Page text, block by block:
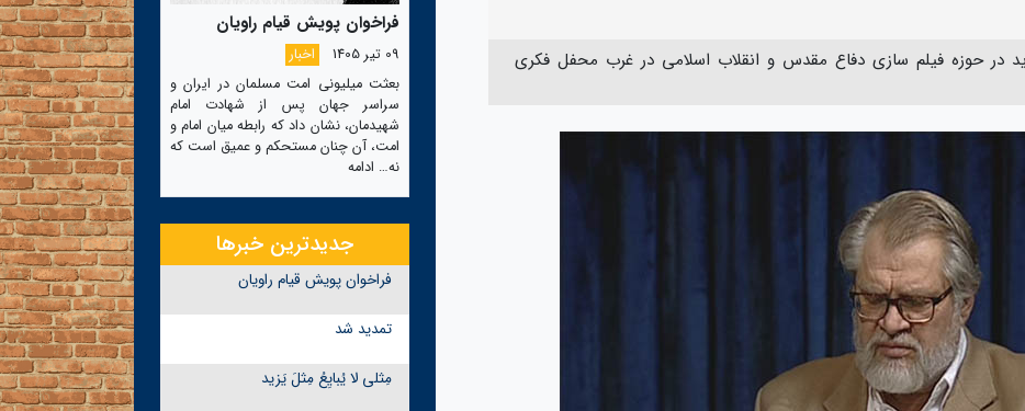
در حوزه فیلم سازی دفاع مقدس و انقلاب اسلامی در غرب محفل فکری
فراخوان پویش قیام راویان
09 تیر 1405
اخبار
بعثت میلیونی امت مسلمان در ایران و
سراسر جهان پس از شهادت امام
شهیدمان، نشان داد که رابطه میان امام و
امت، آن چنان مستحکم و عمیق است که
نه… ادامه
جدیدترین خبرها
فراخوان پویش قیام راویان
تمدید شد
مِثلی لا یُبایِعُ مِثلَ یَزید